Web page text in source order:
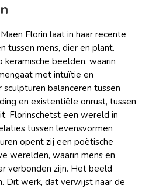
Florin laat in haar recente
tussen mens, dier en plant.
keramische beelden, waarin
met intuïtie en
balanceren tussen
en existentiële onrust, tussen
Florinschetst een wereld in
tussen levensvormen
opent zij een poëtische
werelden, waarin mens en
verbonden zijn. Het beeld
Dit werk, dat verwijst naar de